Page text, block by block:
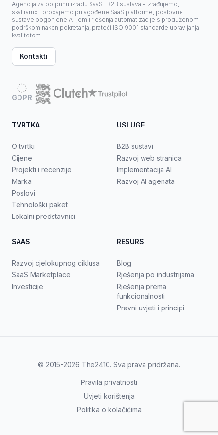
Agencija za potpunu izradu SaaS i B2B sustava - Izrađujemo,
skaliramo i prodajemo prilagođene SaaS platforme, poslovne
sustave pogonjene AI-jem i rješenja automatizacije s produženom
podrškom nakon pokretanja, prateći ISO 9001 standarde upravljanja
kvalitetom.
Kontakti
GDPR
TVRTKA
O tvrtki
Cijene
Projekti i recenzije
Marka
Poslovi
Tehnološki paket
Lokalni predstavnici
USLUGE
B2B sustavi
Razvoj web stranica
Implementacija AI
Razvoj AI agenata
SAAS
Razvoj cjelokupnog ciklusa
SaaS Marketplace
Investicije
RESURSI
Blog
Rješenja po industrijama
Rješenja prema
funkcionalnosti
Pravni uvjeti i principi
© 2015-2026 The2410. Sva prava pridržana.
Pravila privatnosti
Uvjeti korištenja
Politika o kolačićima